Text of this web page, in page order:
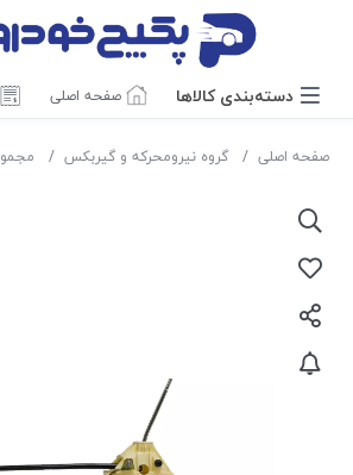
دسته‌بندی‌ کالاها صفحه اصلی
صفحه اصلی گروه نیرومحرکه و گیربکس